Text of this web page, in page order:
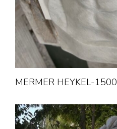
MERMER HEYKEL-1500